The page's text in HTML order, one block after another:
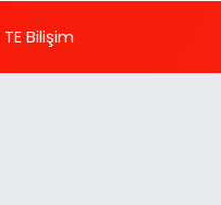
TE Bilişim